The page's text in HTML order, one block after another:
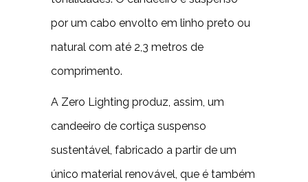
por um cabo envolto em linho preto ou
natural com até 2,3 metros de
comprimento.
A Zero Lighting produz, assim, um
candeeiro de cortiça suspenso
sustentável, fabricado a partir de um
único material renovável, que é também